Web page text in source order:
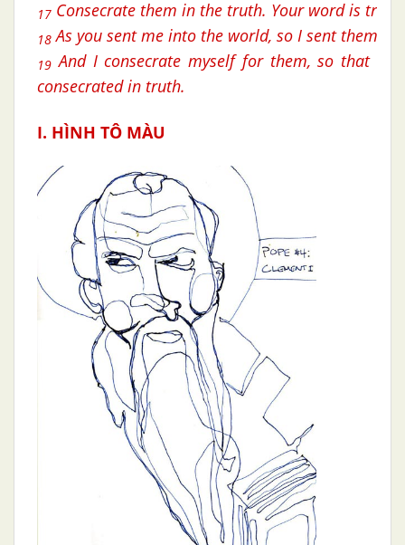
17 Consecrate them in the truth. Your word is truth.
18 As you sent me into the world, so I sent them
19 And I consecrate myself for them, so that
consecrated in truth.
I. HÌNH TÔ MÀU